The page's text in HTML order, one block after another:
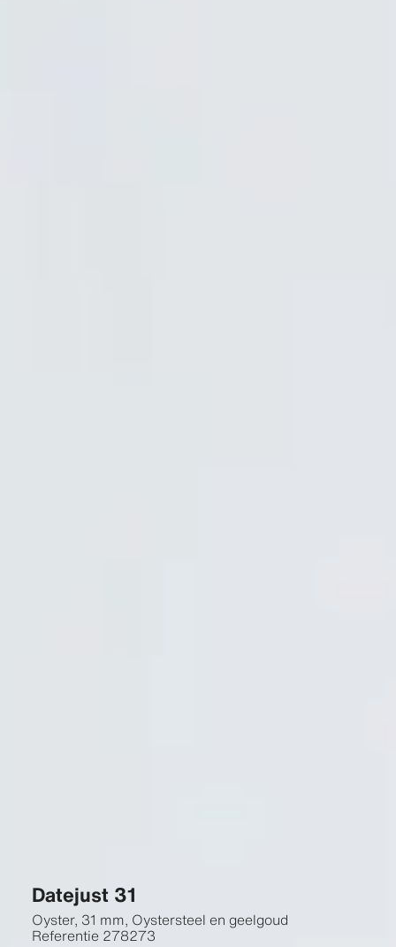
Datejust 31
Oyster, 31 mm, Oystersteel en geelgoud
Referentie 278273